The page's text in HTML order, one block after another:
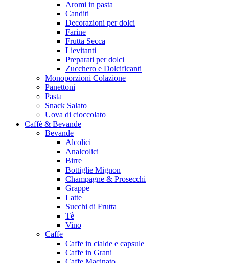
Aromi in pasta
Canditi
Decorazioni per dolci
Farine
Frutta Secca
Lievitanti
Preparati per dolci
Zucchero e Dolcificanti
Monoporzioni Colazione
Panettoni
Pasta
Snack Salato
Uova di cioccolato
Caffè & Bevande
Bevande
Alcolici
Analcolici
Birre
Bottiglie Mignon
Champagne & Prosecchi
Grappe
Latte
Succhi di Frutta
Tè
Vino
Caffe
Caffe in cialde e capsule
Caffe in Grani